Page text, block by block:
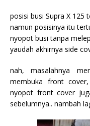
posisi busi Supra X 125
namun posisinya itu
nyopot busi tanpa
yaudah akhirnya side
nah, masalahnya
membuka front
nyopot front cover
sebelumnya.. nambah